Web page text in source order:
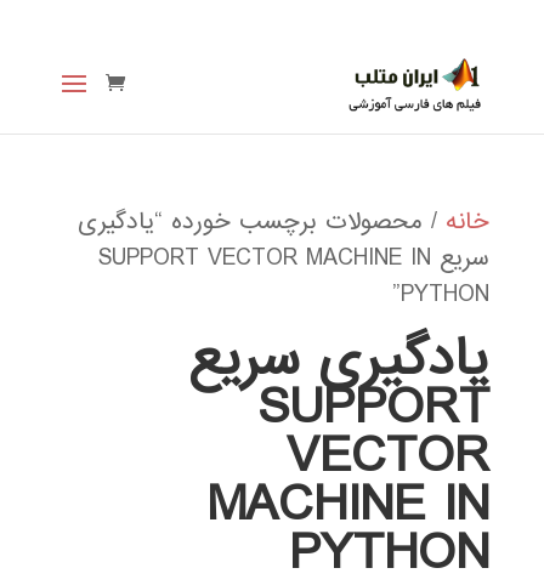
خانه / محصولات برچسب خورده “یادگیری
سریع SUPPORT VECTOR MACHINE IN
PYTHON”
یادگیری سریع
SUPPORT
VECTOR
MACHINE IN
PYTHON